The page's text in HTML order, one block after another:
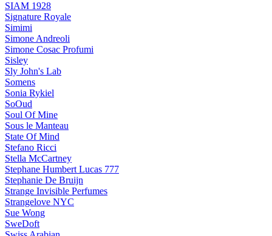
SIAM 1928
Signature Royale
Simimi
Simone Andreoli
Simone Cosac Profumi
Sisley
Sly John's Lab
Somens
Sonia Rykiel
SoOud
Soul Of Mine
Sous le Manteau
State Of Mind
Stefano Ricci
Stella McCartney
Stephane Humbert Lucas 777
Stephanie De Bruijn
Strange Invisible Perfumes
Strangelove NYC
Sue Wong
SweDoft